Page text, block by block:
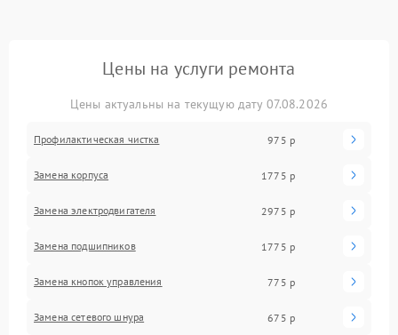
Цены на услуги ремонта
Цены актуальны на текущую дату 07.08.2026
Профилактическая чистка 975 р
Замена корпуса 1775 р
Замена электродвигателя 2975 р
Замена подшипников 1775 р
Замена кнопок управления 775 р
Замена сетевого шнура 675 р